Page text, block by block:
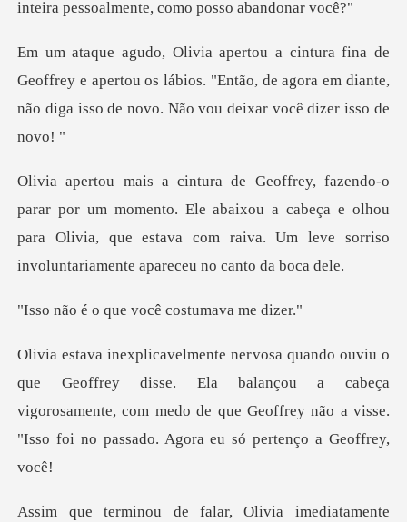
inteira pessoa
rey e apertou os lábios. "Então, de agora em diante,
não d
mento. Ele abaixou a cabeça e olhou
para Olivia, que estava com raiv
que você costu
sse. Ela balançou a cabeça
vigorosamente, com medo de que Geoffrey não